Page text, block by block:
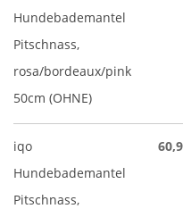
Hundebademantel
Pitschnass,
rosa/bordeaux/pink
50cm (OHNE)
iqo
Hundebademantel
Pitschnass,